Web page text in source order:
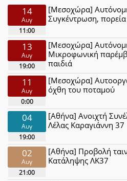
14
Αυγ
11:00
[Μεσοχώρα]
Συγκέντρωση,
13
Αυγ
19:00
[Μεσοχώρα]
Μικροφωνική
παιδιά
11
Αυγ
0:00
[Μεσοχώρα]
όχθη του ποταμού
04
Αυγ
19:00
[Αθήνα] Ανοιχτή
Λέλας Καραγιάννη 37
02
Αυγ
21:00
[Αθήνα] Προβολή
Κατάληψης ΛΚ37